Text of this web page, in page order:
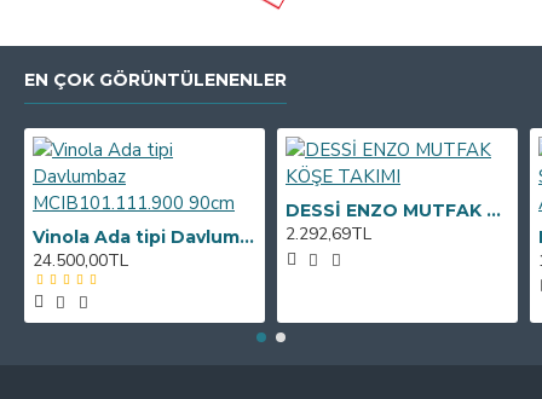
EN ÇOK GÖRÜNTÜLENENLER
Vinola Ada tipi Davlumbaz MCIB101.111.900 90cm
24.500,00TL
DESSİ ENZO MUTFAK KÖŞE TAKIMI
2.292,69TL